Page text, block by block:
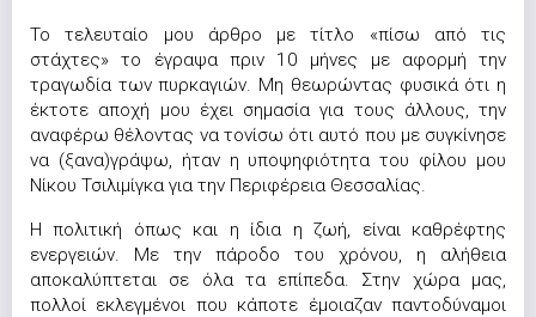
Το τελευταίο μου άρθρο με τίτλο «πίσω από τις
στάχτες» το έγραψα πριν 10 μήνες με αφορμή την
τραγωδία των πυρκαγιών. Μη θεωρώντας φυσικά ότι η
έκτοτε αποχή μου έχει σημασία για τους άλλους, την
αναφέρω θέλοντας να τονίσω ότι αυτό που με συγκίνησε
να (ξανα)γράψω, ήταν η υποψηφιότητα του φίλου μου
Νίκου Τσιλιμίγκα για την Περιφέρεια Θεσσαλίας.
H πολιτική όπως και η ίδια η ζωή, είναι καθρέφτης
ενεργειών. Με την πάροδο του χρόνου, η αλήθεια
αποκαλύπτεται σε όλα τα επίπεδα. Στην χώρα μας,
πολλοί εκλεγμένοι που κάποτε έμοιαζαν παντοδύναμοι